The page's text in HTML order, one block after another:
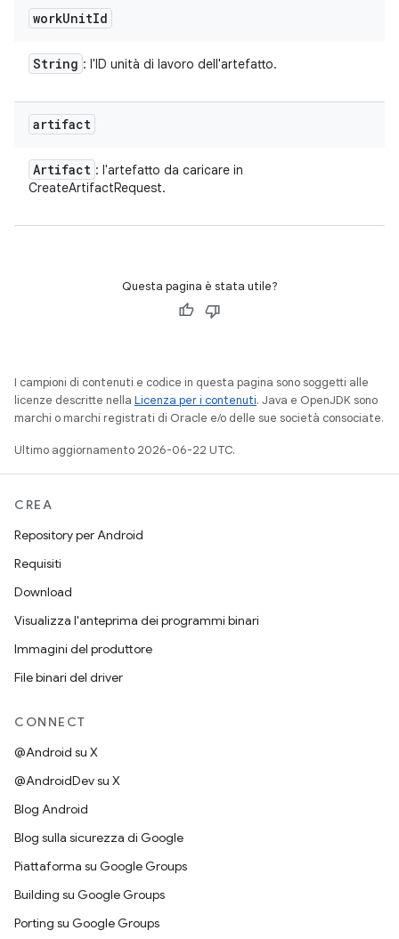
workUnitId
String : l'ID unità di lavoro dell'artefatto.
artifact
Artifact : l'artefatto da caricare in
CreateArtifactRequest.
Questa pagina è stata utile?
I campioni di contenuti e codice in questa pagina sono soggetti alle
licenze descritte nella Licenza per i contenuti. Java e OpenJDK sono
marchi o marchi registrati di Oracle e/o delle sue società consociate.
Ultimo aggiornamento 2026-06-22 UTC.
CREA
Repository per Android
Requisiti
Download
Visualizza l'anteprima dei programmi binari
Immagini del produttore
File binari del driver
CONNECT
@Android su X
@AndroidDev su X
Blog Android
Blog sulla sicurezza di Google
Piattaforma su Google Groups
Building su Google Groups
Porting su Google Groups